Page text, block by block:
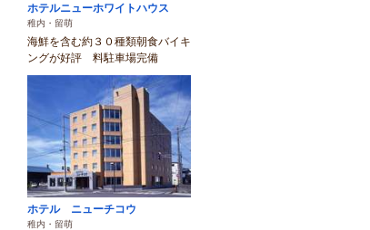
ホテルニューホワイトハウス
稚内・留萌
海鮮を含む約３０種類朝食バイキ
ングが好評 料駐車場完備
ホテル ニューチコウ
稚内・留萌